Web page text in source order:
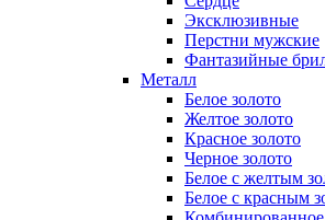
Эксклюзивные
Перстни мужские
Фантазийные
Металл
Белое золото
Желтое золото
Красное золото
Черное золото
Белое с желтым
Белое с красным